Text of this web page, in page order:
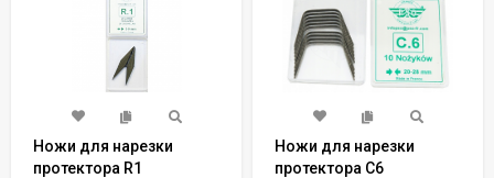
Ножи для нарезки
протектора R1
Ножи для нарезки
протектора С6